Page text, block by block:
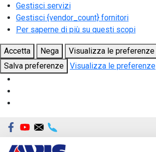
Gestisci servizi
Gestisci {vendor_count} fornitori
Per saperne di più su questi scopi
Accetta Nega
Visualizza le preferenze
Salva preferenze
Visualizza le preferenze